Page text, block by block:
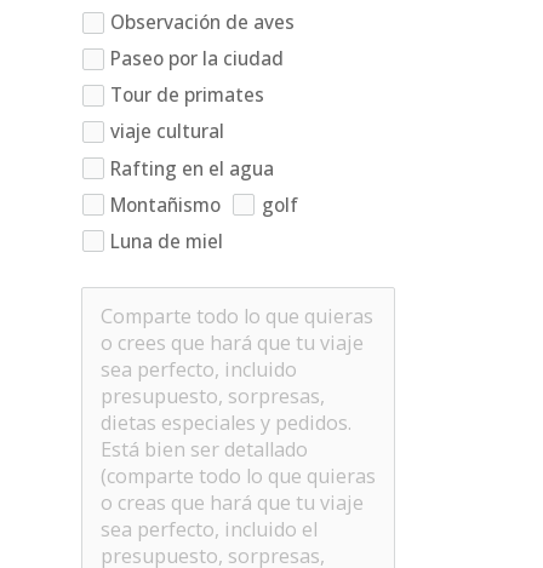
Observación de aves
Paseo por la ciudad
Tour de primates
viaje cultural
Rafting en el agua
Montañismo
golf
Luna de miel